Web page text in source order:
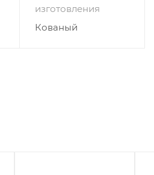
изготовления
Кованый